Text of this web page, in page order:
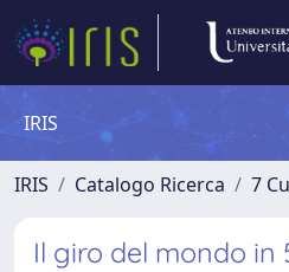
IRIS
IRIS Catalogo Ricerca 7
Il giro del mondo in